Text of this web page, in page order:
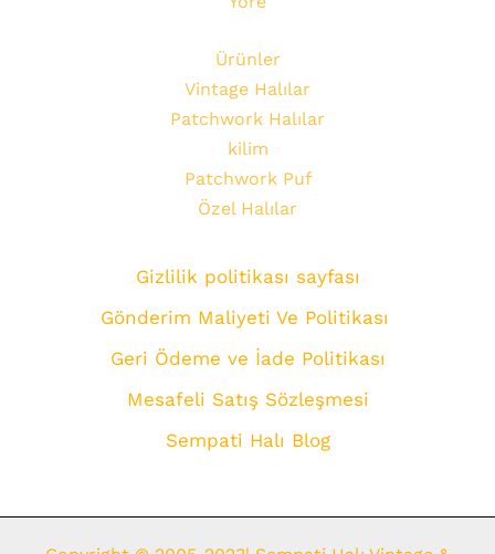
Ürünler
Vintage Halılar
Patchwork Halılar
kilim
Patchwork Puf
Özel Halılar
Gizlilik politikası sayfası
Gönderim Maliyeti Ve Politikası
Geri Ödeme ve İade Politikası
Mesafeli Satış Sözleşmesi
Sempati Halı Blog